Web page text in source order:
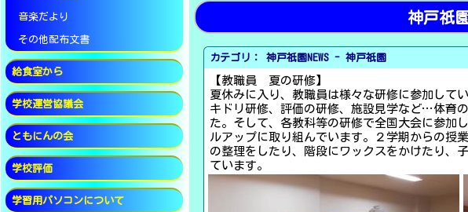
音楽だより
その他配布文書
給食室から
学校運営協議会
ともにんの会
学校評価
学習用パソコンについて
神戸祇
カテゴリ： 神戸祇園NEWS - 神戸祇園
【教職員 夏の研修】
夏休みに入り、教職員は様々な研修に参加して
キドリ研修、評価の研修、施設見学など…体育
た。そして、各教科等の研修で全国大会に参加
ルアップに取り組んでいます。２学期からの授
の整理をしたり、階段にワックスをかけたり、
ています。